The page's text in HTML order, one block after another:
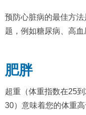
预防心脏病的最佳方
题，例如糖尿病、高血
肥胖
超重（体重指数在25
30）意味着您的体重高